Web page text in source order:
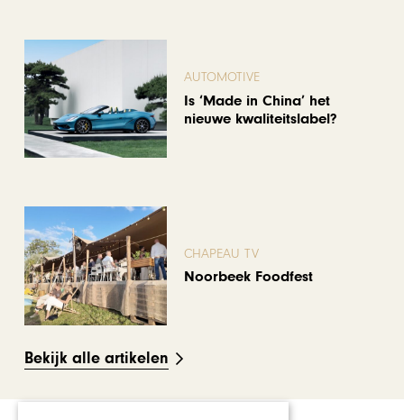
AUTOMOTIVE
Is ‘Made in China’ het
nieuwe kwaliteitslabel?
CHAPEAU TV
Noorbeek Foodfest
Bekijk alle artikelen